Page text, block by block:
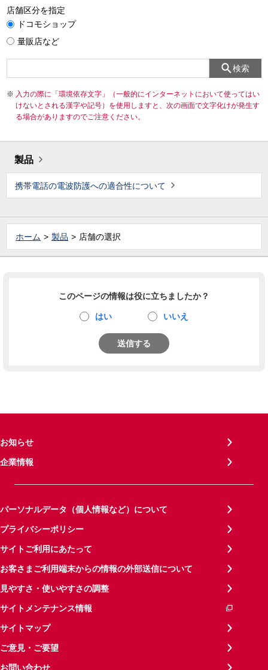
店舗区分を指定
ドコモショップ
量販店など
検索
入力の際に「環境依存文字」（一般的にインターネットにおいて使ってはい
けないとされる漢字や記号）を使用しますと、次の画面で文字化けが発生す
る場合がありますのでご注意ください。
製品
携帯電話の電波防護への適合性について
ホーム 製品 店舗の選択
このページの情報は役に立ちましたか？
はい いいえ
送信する
お知らせ
企業情報
パーソナルデータ（個人情報など）について
プライバシーポリシー
サイトご利用にあたって
お客さまご利用端末からの情報の外部送信について
見やすさ・使いやすさの調整
サイトメンテナンス情報
サイトマップ
ご意見・ご要望
お問い合わせ